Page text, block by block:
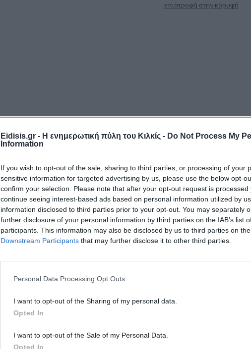
Eidisis.gr - Η ενημερωτική πύλη του Κιλκίς - Do Not Process My
Information
If you wish to opt-out of the sale, sharing to third parties, or processing of your
sensitive information for targeted advertising by us, please use the below opt-
confirm your selection. Please note that after your opt-out request is processed
continue seeing interest-based ads based on personal information utilized by
information disclosed to third parties prior to your opt-out. You may separately
further disclosure of your personal information by third parties on the IAB’s list
participants. This information may also be disclosed by us to third parties on the
Downstream Participants that may further disclose it to other third parties.
Personal Data Processing Opt Outs
I want to opt-out of the Sharing of my personal data.
Opted In
I want to opt-out of the Sale of my Personal Data.
Opted In
επιστροφή στην κορυφή